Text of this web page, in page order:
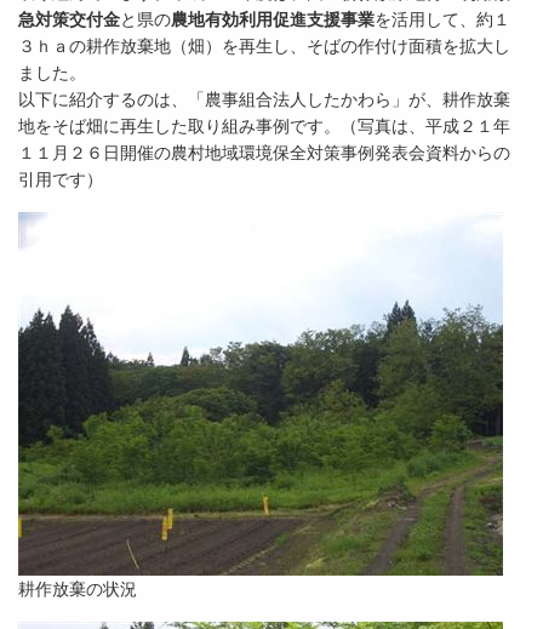
急対策交付金と県の農地有効利用促進支援事業を活用して、約１
３ｈａの耕作放棄地（畑）を再生し、そばの作付け面積を拡大し
ました。
以下に紹介するのは、「農事組合法人したかわら」が、耕作放棄
地をそば畑に再生した取り組み事例です。（写真は、平成２１年
１１月２６日開催の農村地域環境保全対策事例発表会資料からの
引用です）
耕作放棄の状況